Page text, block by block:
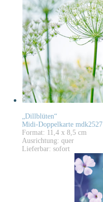
„Dillblüten“
Midi-Doppelkarte mdk2527
Format: 11,4 x 8,5 cm
Ausrichtung: quer
Lieferbar: sofort